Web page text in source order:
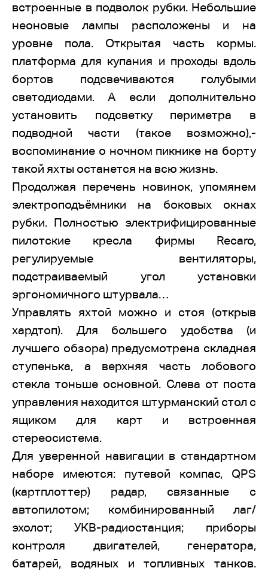
встроенные в подволок рубки. Небольшие
неоновые лампы расположены и на
уровне пола. Открытая часть кормы.
платформа для купания и проходы вдоль
бортов подсвечиваются голубыми
светодиодами. А если дополнительно
установить подсветку периметра в
подводной части (такое возможно),-
воспоминание о ночном пикнике на борту
такой яхты останется на всю жизнь.
Продолжая перечень новинок, упомянем
электроподъёмники на боковых окнах
рубки. Полностью электрифицированные
пилотские кресла фирмы Recaro,
регулируемые вентиляторы,
подстраиваемый угол установки
эргономичного штурвала…
Управлять яхтой можно и стоя (открыв
хардтоп). Для большего удобства (и
лучшего обзора) предусмотрена складная
ступенька, а верхняя часть лобового
стекла тоньше основной. Слева от поста
управления находится штурманский стол с
ящиком для карт и встроенная
стереосистема.
Для уверенной навигации в стандартном
наборе имеются: путевой компас, QPS
(картплоттер) радар, связанные с
автопилотом; комбинированный лаг/
эхолот; УКВ-радиостанция; приборы
контроля двигателей, генератора,
батарей, водяных и топливных танков.